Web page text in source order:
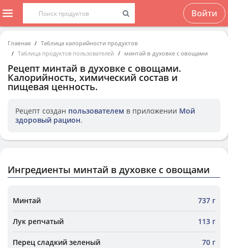
Войти
Главная
Таблица калорийности продуктов
Таблица продуктов пользователей
минтай в духовке с овощами
Рецепт минтай в духовке с овощами.
Калорийность, химический состав и
пищевая ценность.
Рецепт создан пользователем в приложении Мой
здоровый рацион.
Ингредиенты минтай в духовке с овощами
Минтай 737 г
Лук репчатый 113 г
Перец сладкий зеленый 70 г